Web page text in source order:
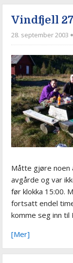
Vindfjell
28. september 2003
Måtte gjøre noen
avgårde og var
før klokka 15:00.
fortsatt endel
komme seg inn til
[Mer]